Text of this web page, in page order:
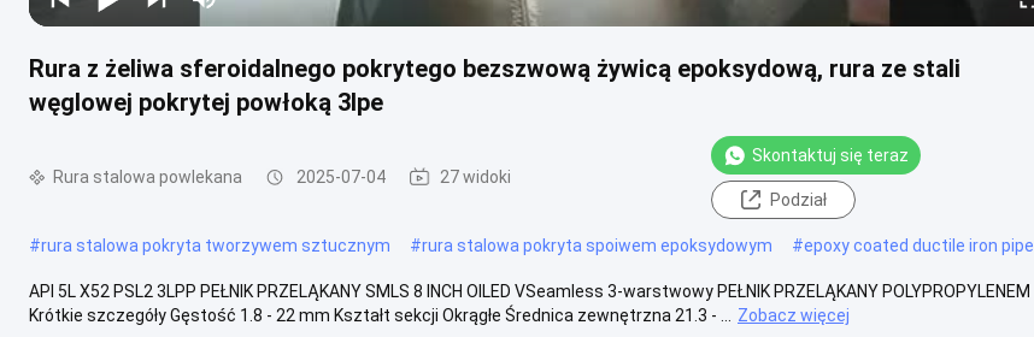
Rura z żeliwa sferoidalnego pokrytego bezszwową żywicą epoksydową, rura ze stali
węglowej pokrytej powłoką 3lpe
Rura stalowa powlekana 2025-07-04 27 widoki
Skontaktuj się teraz
Podział
#rura stalowa pokryta tworzywem sztucznym #rura stalowa pokryta spoiwem epoksydowym #epoxy coated ductile iron pipe
API 5L X52 PSL2 3LPP PEŁNIK PRZELĄKANY SMLS 8 INCH OILED VSeamless 3-warstwowy PEŁNIK PRZELĄKANY POLYPROPYLENEM
Krótkie szczegóły Gęstość 1.8 - 22 mm Kształt sekcji Okrągłe Średnica zewnętrzna 21.3 - ...
Zobacz więcej